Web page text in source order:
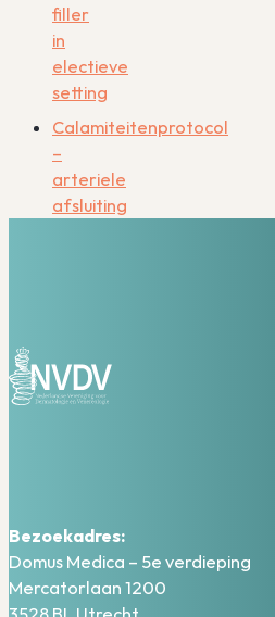
filler
in
electieve
setting
Calamiteitenprotocol
–
arteriele
afsluiting
Bezoekadres:
Domus Medica – 5e verdieping
Mercatorlaan 1200